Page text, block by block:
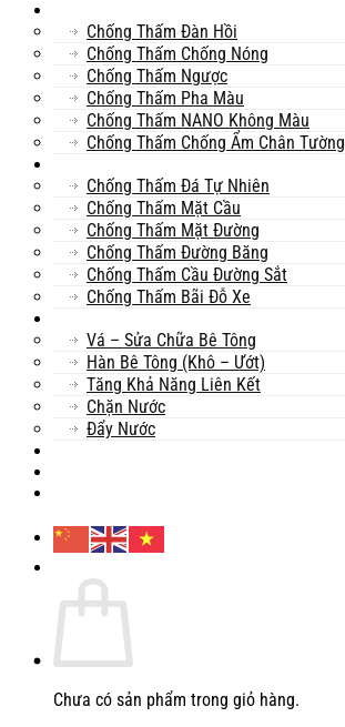
Chống Thấm Đàn Hồi
Chống Thấm Chống Nóng
Chống Thấm Ngược
Chống Thấm Pha Màu
Chống Thấm NANO Không Màu
Chống Thấm Chống Ẩm Chân Tường
Chống Thấm Đá Tự Nhiên
Chống Thấm Mặt Cầu
Chống Thấm Mặt Đường
Chống Thấm Đường Băng
Chống Thấm Cầu Đường Sắt
Chống Thấm Bãi Đỗ Xe
Vá – Sửa Chữa Bê Tông
Hàn Bê Tông (Khô – Ướt)
Tăng Khả Năng Liên Kết
Chặn Nước
Đẩy Nước
Chưa có sản phẩm trong giỏ hàng.